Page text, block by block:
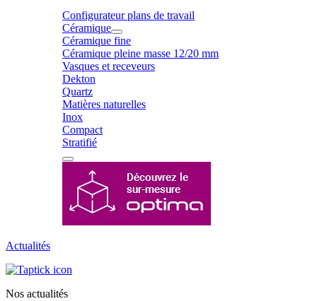
Configurateur plans de travail
Céramique
Céramique fine
Céramique pleine masse 12/20 mm
Vasques et receveurs
Dekton
Quartz
Matières naturelles
Inox
Compact
Stratifié
Actualités
Nos actualités